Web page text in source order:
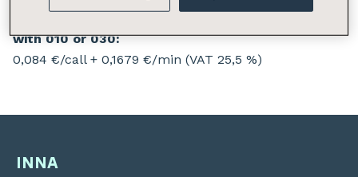
with 010 or 030:
0,084 €/call + 0,1679 €/min (VAT 25,5 %)
INNA